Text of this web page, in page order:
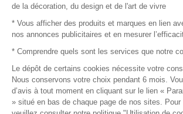
Mentions légales
Conditions commerciales
de la décoration, du design et de l'art de vivre
* Vous afficher des produits et marques en lien
nos annonces publicitaires et en mesurer
* Comprendre quels sont les services que notre
Le dépôt de certains cookies nécessite votre
Nous conservons votre choix pendant 6 mois.
d’avis à tout moment en cliquant sur le lien «
» situé en bas de chaque page de nos sites. Pour